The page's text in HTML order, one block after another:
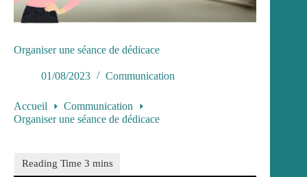
Organiser une séance de dédicace
01/08/2023 Communication
Accueil
Communication
Organiser une séance de dédicace